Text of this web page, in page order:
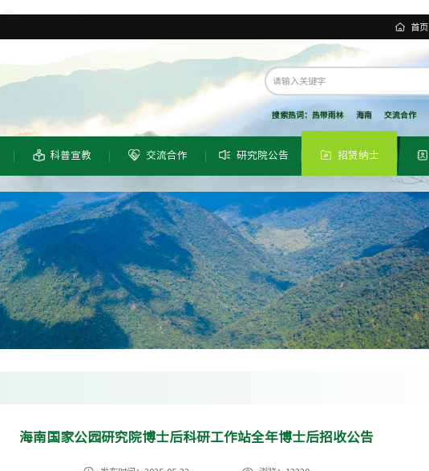
首页
搜索热词： 热带雨林 海南 交流合作
科普宣教 交流合作 研究院公告 招贤纳士
海南国家公园研究院博士后科研工作站全年博士后招收公告